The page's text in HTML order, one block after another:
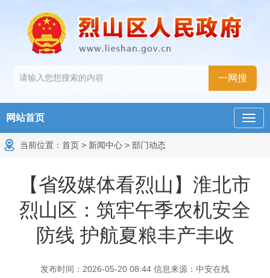
网站首页
当前位置： 首页 > 新闻中心 > 部门动态
【省级媒体看烈山】淮北市
烈山区：筑牢午季农机安全
防线 护航夏粮丰产丰收
发布时间：2026-05-20 08:44 信息来源：中安在线